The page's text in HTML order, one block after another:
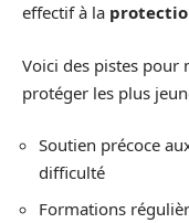
effectif à la
Voici des pistes pour
protéger les plus
Soutien précoce
difficulté
Formations